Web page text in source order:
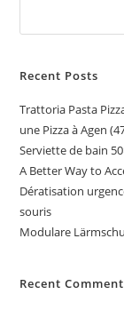
Recent Posts
Trattoria Pasta
une Pizza à Agen
Serviette de bain
A Better Way to
Dératisation
souris
Modulare
Recent